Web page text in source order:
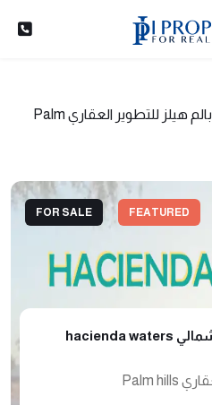
شركة بالم هيلز للتطوير العقاري Palm
FEATURED
FOR SALE
هاسيندا ووترز الساحل الشمالي hacienda waters
شركة بالم هيلز للتطوير العقاري Palm hills